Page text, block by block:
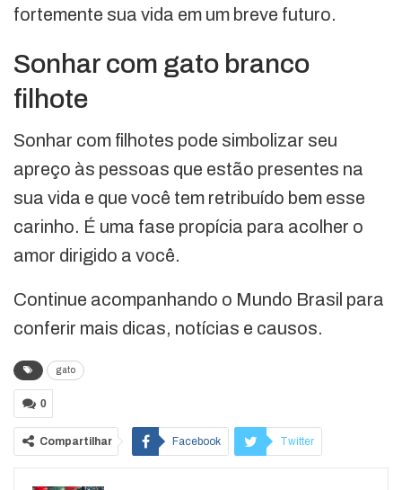
fortemente sua vida em um breve futuro.
Sonhar com gato branco
filhote
Sonhar com filhotes pode simbolizar seu
apreço às pessoas que estão presentes na
sua vida e que você tem retribuído bem esse
carinho. É uma fase propícia para acolher o
amor dirigido a você.
Continue acompanhando o Mundo Brasil para
conferir mais dicas, notícias e causos.
gato
0
Compartilhar Facebook Twitter